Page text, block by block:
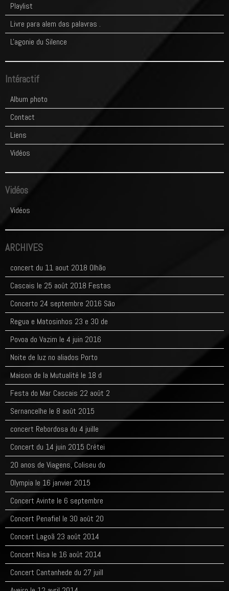
Playlist
Livre para alem das palavras .
L'agonie du Silence
Intéractif
Album photo
Contact
Liens
Vidéos
Vidéos
Vidéos
ARCHIVES
concert du 11 aout 2018 Olhão
Cascais le 25 août 2018 Festas
Concerto 24 septembre 2016 Sāo
Regua e Matosinhos 23 e 30 de
Povoa do Vazim le 4 juin 2016
Noite de luz no aliados Porto
Maison de la Mutualité le 18 d
Festa do Mar Cascais 22 août 2
Sernancelhe le 8 août 2015
concert Rebordosa du 4 juille
Concert du 14 juin 2015 Crétei
20 anos de Viagens, Coliseu do
Olympia le 16 janvier 2015
Concert Avinte le 6 septembre
Concert Penafiel le 30 août 20
Concert Lagoã 23 août 2014
Concert Nisa le 16 août 2014
Concert Cantanhede du 27 juill